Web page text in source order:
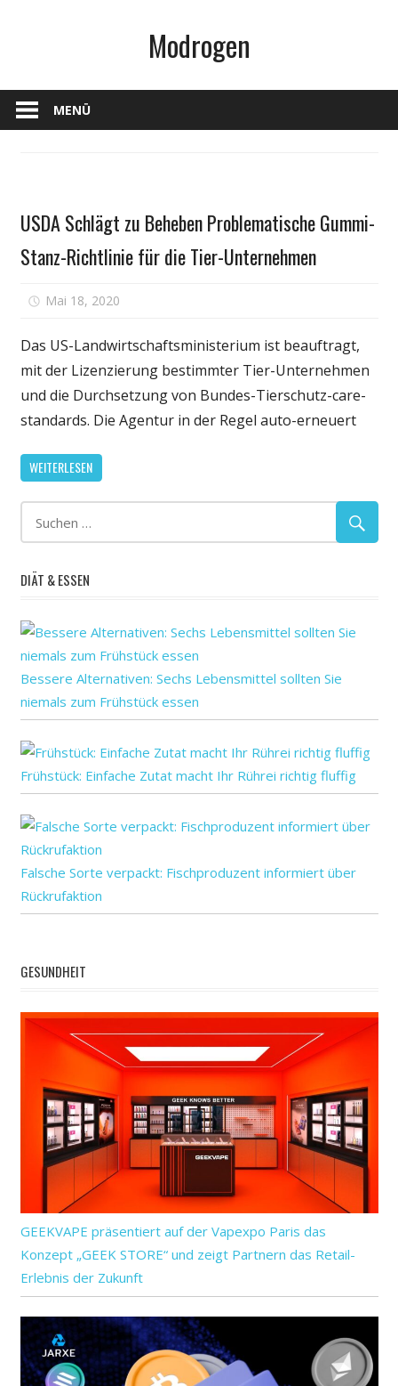
Modrogen
MENÜ
USDA Schlägt zu Beheben Problematische Gummi-
Stanz-Richtlinie für die Tier-Unternehmen
Mai 18, 2020
Schlägt
Problematische
Gummi-
Das US-Landwirtschaftsministerium ist beauftragt,
mit der Lizenzierung bestimmter Tier-Unternehmen
und die Durchsetzung von Bundes-Tierschutz-care-
standards. Die Agentur in der Regel auto-erneuert
WEITERLESEN
DIÄT & ESSEN
Bessere Alternativen: Sechs Lebensmittel sollten Sie
niemals zum Frühstück essen
Frühstück: Einfache Zutat macht Ihr Rührei richtig fluffig
Falsche Sorte verpackt: Fischproduzent informiert über
Rückrufaktion
GESUNDHEIT
GEEKVAPE präsentiert auf der Vapexpo Paris das
Konzept „GEEK STORE“ und zeigt Partnern das Retail-
Erlebnis der Zukunft